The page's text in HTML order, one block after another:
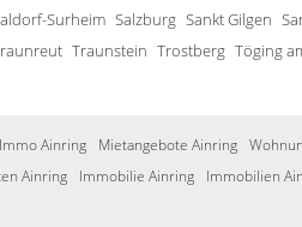
Surheim Salzburg Sankt Gilgen
Traunstein Trostberg Töging
Immo Ainring Mietangebote Ainring
Ainring Immobilie Ainring Immobilien